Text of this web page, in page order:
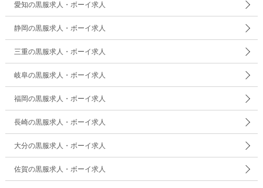
愛知の黒服求人・ボーイ求人
静岡の黒服求人・ボーイ求人
三重の黒服求人・ボーイ求人
岐阜の黒服求人・ボーイ求人
福岡の黒服求人・ボーイ求人
長崎の黒服求人・ボーイ求人
大分の黒服求人・ボーイ求人
佐賀の黒服求人・ボーイ求人